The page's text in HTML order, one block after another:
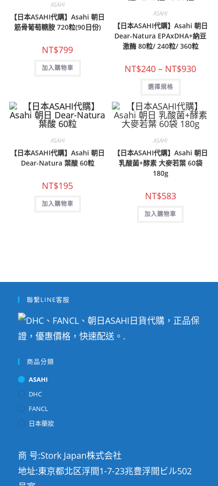
ASAHI
【日本ASAHI代購】Asahi 朝日
筋骨葡萄糖胺 720粒(90日份)
NT$799
加入購物車
ASAHI
【日本ASAHI代購】Asahi 朝日
Dear-Natura EPAxDHA+納豆
激酶 80粒/ 240粒/ 360粒
NT$240 – NT$930價
到
選擇規格
此
品
有
多
種
款
式。
產
品
頁
ASAHI
【日本ASAHI代購】Asahi 朝日
Dear-Natura 葉酸 60粒
NT$195
加入購物車
ASAHI
【日本ASAHI代購】Asahi 朝日
乳酸菌+酵素 大麥若葉 60袋
180g
NT$583
加入購物車
聯繫LINE客服
商品分類
ASAHI
DHC
FANCL
日本藥妝
商 号:Stork Japan株式会社
地址:東京都北区浮間1-7-23兆豊浮間ビル502